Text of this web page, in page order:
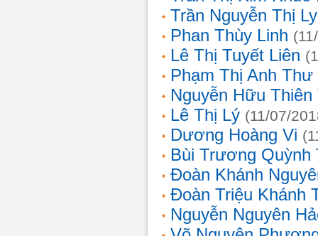
Trần Nguyễn Thị
Phan Thùy Linh
Lê Thị Tuyết Liên
Phạm Thị Anh Thư
Nguyễn Hữu Thiên
Lê Thị Lý (11/07/
Dương Hoàng Vi
Bùi Trương Quỳnh
Đoàn Khánh
Đoàn Triệu Khánh
Nguyễn Nguyên